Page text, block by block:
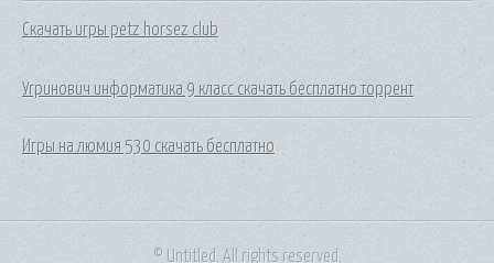
Скачать игры petz horsez club
Угринович информатика 9 класс скачать бесплатно торрент
Игры на люмия 530 скачать бесплатно
© Untitled. All rights reserved.